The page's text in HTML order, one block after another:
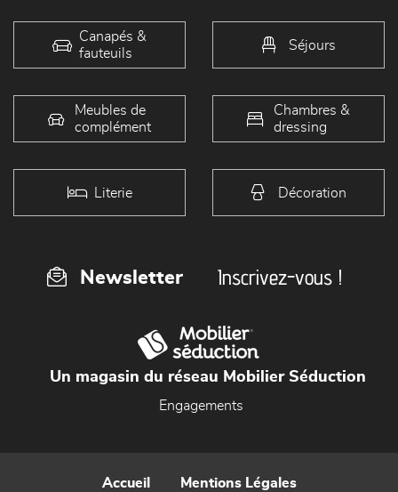
Canapés &
fauteuils
Séjours
Meubles de
complément
Chambres &
dressing
Literie Décoration
Newsletter Inscrivez-vous !
Un magasin du réseau Mobilier Séduction
Engagements
Accueil Mentions Légales